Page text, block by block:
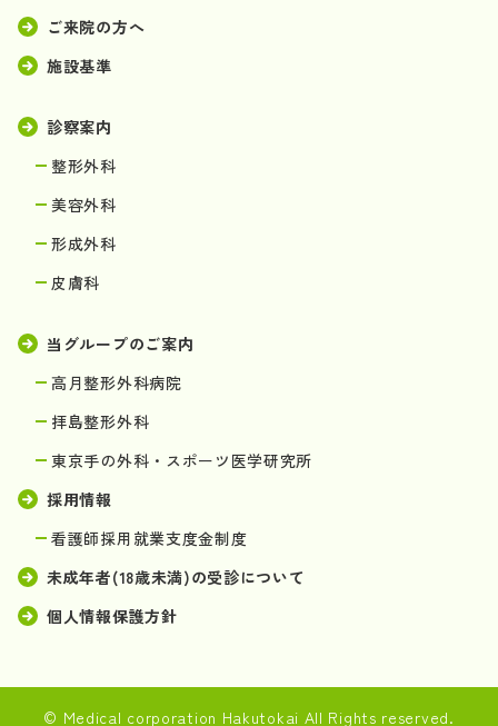
ご来院の方へ
施設基準
診察案内
整形外科
美容外科
形成外科
皮膚科
当グループのご案内
高月整形外科病院
拝島整形外科
東京手の外科・スポーツ医学研究所
採用情報
看護師採用就業支度金制度
未成年者(18歳未満)の受診について
個人情報保護方針
© Medical corporation Hakutokai All Rights reserved.